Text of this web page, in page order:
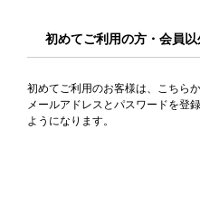
初めてご利用の方・会員以
初めてご利用のお客様は、こちら
メールアドレスとパスワードを登
ようになります。